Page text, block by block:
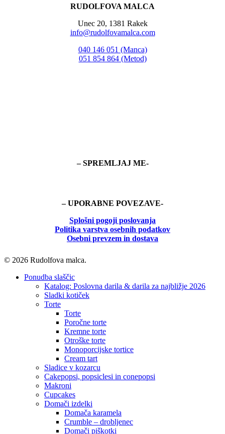
RUDOLFOVA MALCA
Unec 20, 1381 Rakek
info@rudolfovamalca.com
040 146 051 (Manca)
051 854 864 (Metod)
– SPREMLJAJ ME-
– UPORABNE POVEZAVE-
Splošni pogoji poslovanja
Politika varstva osebnih podatkov
Osebni prevzem in dostava
© 2026 Rudolfova malca.
Close
Ponudba slaščic
Katalog: Poslovna darila & darila za najbližje 2026
Sladki kotiček
Torte
Torte
Poročne torte
Kremne torte
Otroške torte
Monoporcijske tortice
Cream tart
Sladice v kozarcu
Cakepopsi, popsiclesi in conepopsi
Makroni
Cupcakes
Domači izdelki
Domača karamela
Crumble – drobljenec
Domači piškotki